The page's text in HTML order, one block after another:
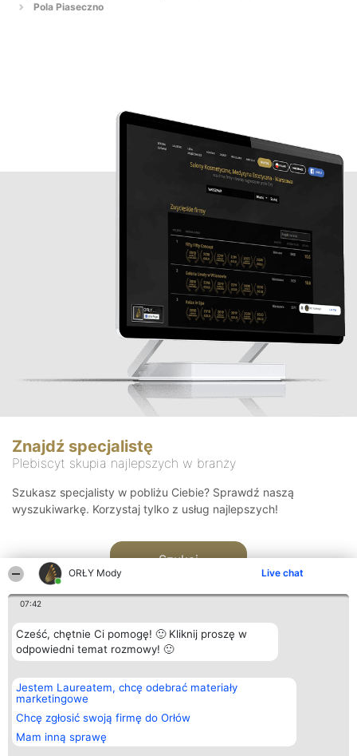
ORŁY Mody Live chat
07:42
Cześć, chętnie Ci pomogę! 🙂 Kliknij proszę w
odpowiedni temat rozmowy! 🙂
Jestem Laureatem, chcę odebrać materiały
marketingowe
Chcę zgłosić swoją firmę do Orłów
Mam inną sprawę
Pola Piaseczno
Znajdź specjalistę
Plebiscyt skupia najlepszych w branży
Szukasz specjalisty w pobliżu Ciebie? Sprawdź naszą
wyszukiwarkę. Korzystaj tylko z usług najlepszych!
Szukaj
Organizator plebiscytu
Bright Side Solutions sp. z o.
o. sp. k.
ul. Ruska 22
Wrocław 50-079
KRS 0000749100 | Regon
381313360 | NIP 8943132676
Plebiscyt
Laureaci
wszystkich
Laureatów
Regulamin
Kontakt
Kontakt